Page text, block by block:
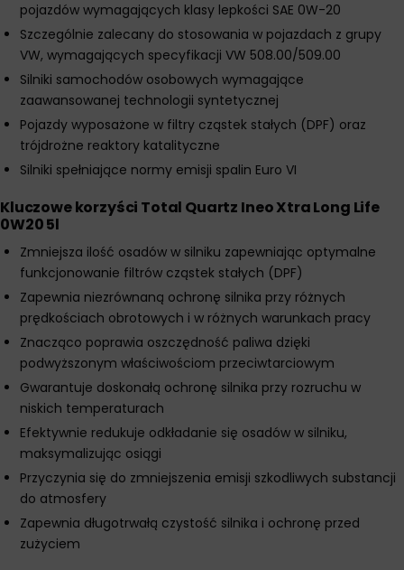
pojazdów wymagających klasy lepkości SAE 0W-20
Szczególnie zalecany do stosowania w pojazdach z grupy
VW, wymagających specyfikacji VW 508.00/509.00
Silniki samochodów osobowych wymagające
zaawansowanej technologii syntetycznej
Pojazdy wyposażone w filtry cząstek stałych (DPF) oraz
trójdrożne reaktory katalityczne
Silniki spełniające normy emisji spalin Euro VI
Kluczowe korzyści Total Quartz Ineo Xtra Long Life
0W20 5l
Zmniejsza ilość osadów w silniku zapewniając optymalne
funkcjonowanie filtrów cząstek stałych (DPF)
Zapewnia niezrównaną ochronę silnika przy różnych
prędkościach obrotowych i w różnych warunkach pracy
Znacząco poprawia oszczędność paliwa dzięki
podwyższonym właściwościom przeciwtarciowym
Gwarantuje doskonałą ochronę silnika przy rozruchu w
niskich temperaturach
Efektywnie redukuje odkładanie się osadów w silniku,
maksymalizując osiągi
Przyczynia się do zmniejszenia emisji szkodliwych substancji
do atmosfery
Zapewnia długotrwałą czystość silnika i ochronę przed
zużyciem